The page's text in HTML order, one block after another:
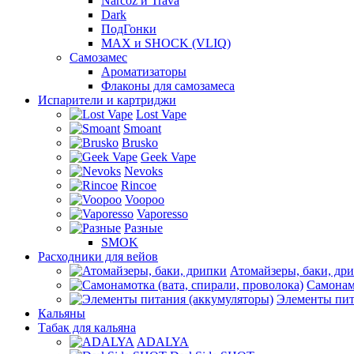
Dark
ПодГонки
MAX и SHOCK (VLIQ)
Самозамес
Ароматизаторы
Флаконы для самозамеса
Испарители и картриджи
Lost Vape
Smoant
Brusko
Geek Vape
Nevoks
Rincoe
Voopoo
Vaporesso
Разные
SMOK
Расходники для вейов
Атомайзеры, баки,
Элементы
Кальяны
Табак для кальяна
ADALYA